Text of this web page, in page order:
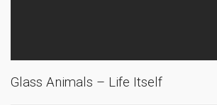
Glass Animals – Life Itself